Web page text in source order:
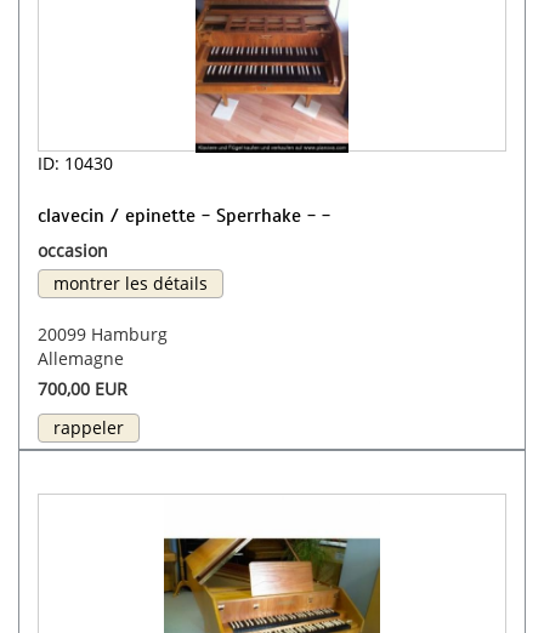
ID: 10430
clavecin / epinette - Sperrhake - -
occasion
montrer les détails
20099 Hamburg
Allemagne
700,00 EUR
rappeler